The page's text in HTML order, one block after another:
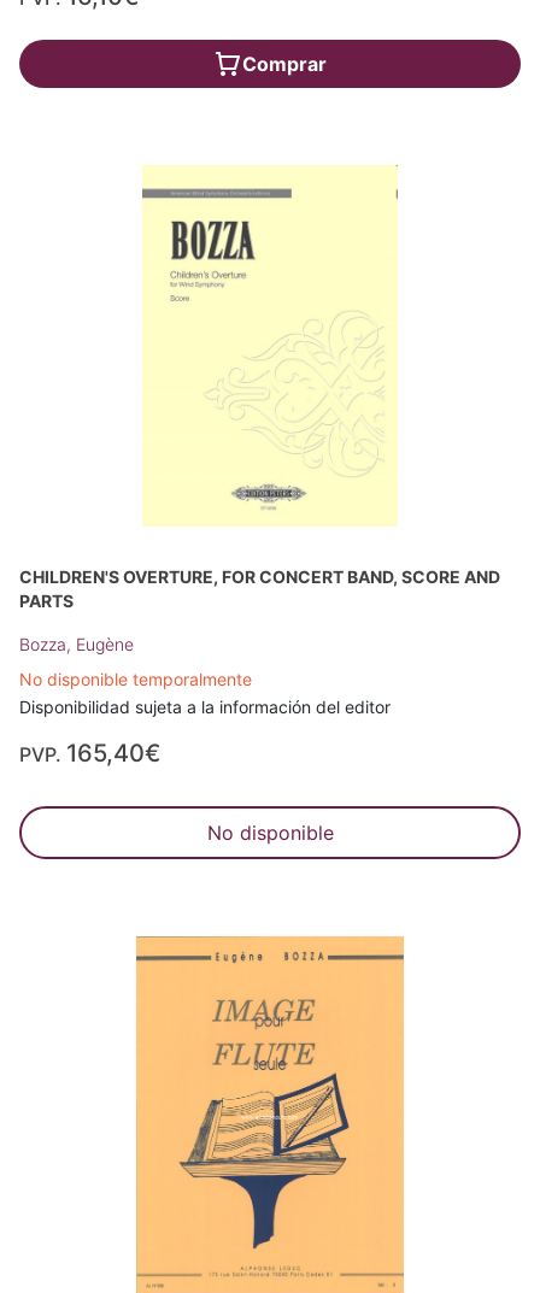
Comprar
CHILDREN'S OVERTURE, FOR CONCERT BAND, SCORE AND
PARTS
Bozza, Eugène
No disponible temporalmente
Disponibilidad sujeta a la información del editor
PVP. 165,40€
No disponible